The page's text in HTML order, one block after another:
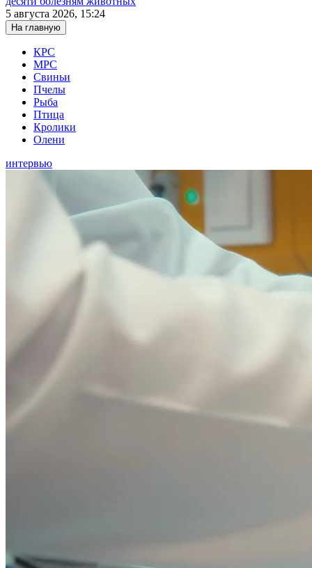
5 августа 2026, 15:24
На главную
КРС
МРС
Свиньи
Пчелы
Рыба
Птица
Кролики
Олени
интервью